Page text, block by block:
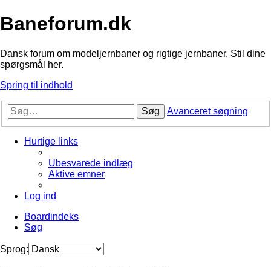
Baneforum.dk
Dansk forum om modeljernbaner og rigtige jernbaner. Stil dine
spørgsmål her.
Spring til indhold
Søg Avanceret søgning
Hurtige links
Ubesvarede indlæg
Aktive emner
Log ind
Boardindeks
Søg
Sprog: